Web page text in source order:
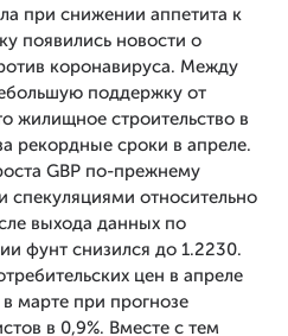
при снижении аппетита к
появились новости о
коронавируса. Между
поддержку от
жилищное строительство в
рекордные сроки в апреле.
GBP по-прежнему
спекуляциями относительно
выхода данных по
фунт снизился до 1.2230.
цен в апреле
марте при прогнозе
в 0,9%. Вместе с тем